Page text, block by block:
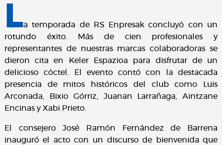
La temporada de RS Enpresak concluyó con un
rotundo éxito. Más de cien profesionales y
representantes de nuestras marcas colaboradoras se
dieron cita en Keler Espazioa para disfrutar de un
delicioso cóctel. El evento contó con la destacada
presencia de mitos históricos del club como Luis
Arconada, Bixio Górriz, Juanan Larrañaga, Aintzane
Encinas y Xabi Prieto.
El consejero José Ramón Fernández de Barrena
inauguró el acto con un discurso de bienvenida que